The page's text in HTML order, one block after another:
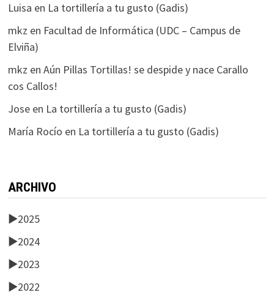
Luisa en La tortillería a tu gusto (Gadis)
mkz en Facultad de Informática (UDC – Campus de
Elviña)
mkz en Aún Pillas Tortillas! se despide y nace Carallo
cos Callos!
Joseen La tortillería a tu gusto (Gadis)
María Rocío en La tortillería a tu gusto (Gadis)
ARCHIVO
►2025
►2024
►2023
►2022